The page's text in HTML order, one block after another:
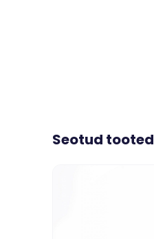
Seotud tooted